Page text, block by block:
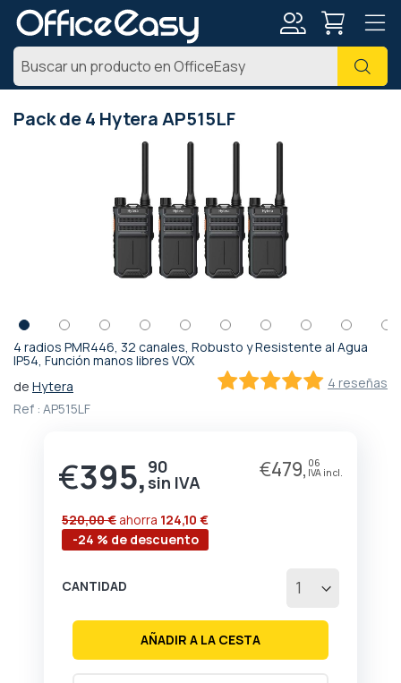
Pack de 4 Hytera AP515LF
4 radios PMR446, 32 canales, Robusto y Resistente al Agua
IP54, Función manos libres VOX
4 reseñas
de Hytera
Ref : AP515LF
€395, 90 €479, 06
-24 % de descuento
520,00 € ahorra 124,10 €
CANTIDAD
AÑADIR A LA CESTA
Saltar
comienzo
de
imágenes